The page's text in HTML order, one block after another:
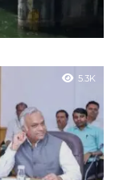
ಮಂಗಳೂರಿನಲ್ಲಿ
ಡ್ಯಾಂನಲ್ಲಿ ನೀರಿನ
ಸದ್ಯ
5.3K